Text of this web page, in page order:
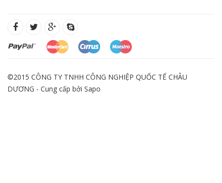
©2015 CÔNG TY TNHH CÔNG NGHIỆP QUỐC TẾ CHÂU
DƯƠNG - Cung cấp bởi Sapo